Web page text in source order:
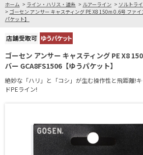
ホーム > ライン・ハリス・道糸 > ルアーライン > ソルトラ
> ゴーセン アンサー キャスティング PE X8 150m 0.6号 ファ
パケット】
ゴーセン アンサー キャスティング PE X8
バー GCA8FS1506【ゆうパケット】
絶妙な「ハリ」と「コシ」が生む操作性と飛距離!
ドPEライン!